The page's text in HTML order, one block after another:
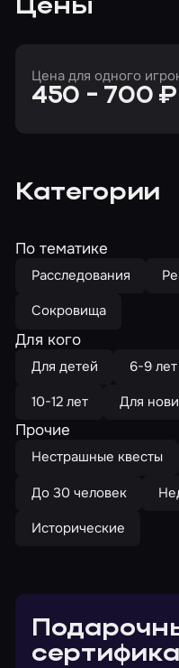
Цены
Цена для одного
450 - 700 ₽
Категории
По тематике
Расследования
Сокровища
Для кого
Для детей 6-9 лет
10-12 лет
Для
Прочие
Нестрашные квесты
До 30 человек
Исторические